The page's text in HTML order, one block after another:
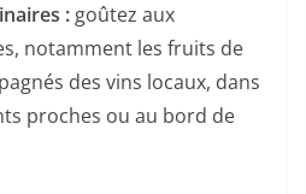
: goûtez aux
notamment les fruits de
des vins locaux, dans
proches ou au bord de